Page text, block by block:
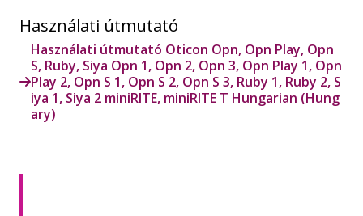
Használati útmutató
Használati útmutató Oticon Opn, Opn Play, Opn
S, Ruby, Siya Opn 1, Opn 2, Opn 3, Opn Play 1, Opn
Play 2, Opn S 1, Opn S 2, Opn S 3, Ruby 1, Ruby 2, S
iya 1, Siya 2 miniRITE, miniRITE T Hungarian (Hung
ary)